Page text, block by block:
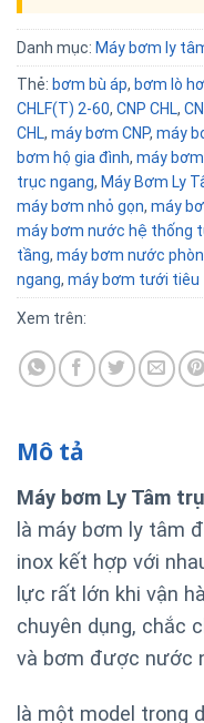
Danh mục: Máy bơm ly
Thẻ: bơm bù áp, bơm lò
CHLF(T) 2-60, CNP CHL,
CHL, máy bơm CNP, máy
bơm hộ gia đình, máy
trục ngang, Máy Bơm Ly
máy bơm nhỏ gọn, máy
máy bơm nước hệ thống
tầng, máy bơm nước
ngang, máy bơm tưới tiêu
Xem trên:
Mô tả
Máy bơm Ly Tâm
là máy bơm ly tâm
inox kết hợp với
lực rất lớn khi vận
chuyên dụng, chắc
và bơm được nước
là một model trong